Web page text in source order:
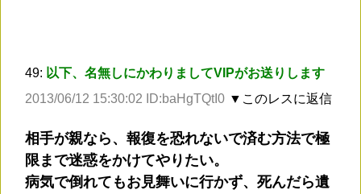
49: 以下、名無しにかわりましてVIPがお送りします
2013/06/12 15:30:02 ID:baHgTQtI0 ▼このレスに返信
相手が親なら、報復を恐れないで済む方法で極
限まで迷惑をかけてやりたい。
病気で倒れてもお見舞いに行かず、死んだら遺